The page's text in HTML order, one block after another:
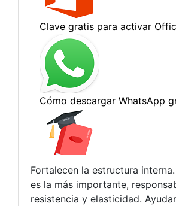
Fortalecen la estructura
es la más importante,
resistencia y elasticidad.